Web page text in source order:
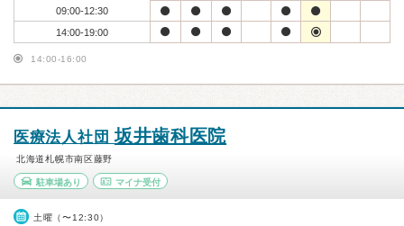
09:00-12:30
14:00-19:00
14:00-16:00
医療法人社団坂井歯科医院
北海道札幌市南区藤野
駐車場あり マイナ受付
土曜（〜12:30）